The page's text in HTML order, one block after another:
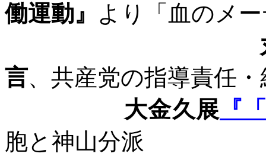
働運動』
より「血のメ
言、共産党の指導責任
大金久展 『
胞と神山分派